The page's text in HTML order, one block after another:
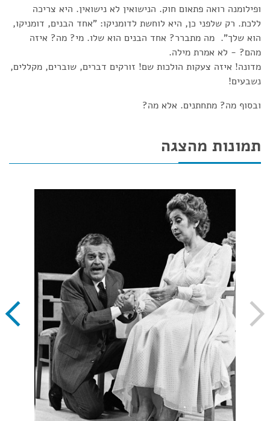
ופילומנה רואה פתאום חוק. הנישואין לא נישואין. היא צריכה
ללכת. רק שלפני כן, היא לוחשת לדומניקו: "אחד הבנים, דומניקו,
הוא שלך". מה מתברר? אחד הבנים הוא שלו. מי? מה? איזה
מהם? - לא אמרת מילה.
מדונה! איזה צעקות הולכות שם! זורקים דברים, שוברים, מקללים,
נשבעים!
ובסוף מה? מתחתנים. אלא מה?
תמונות מהצגה